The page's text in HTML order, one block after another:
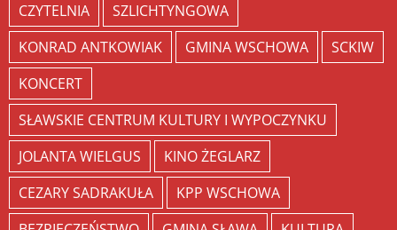
CZYTELNIA
SZLICHTYNGOWA
KONRAD ANTKOWIAK
GMINA WSCHOWA
SCKIW
KONCERT
SŁAWSKIE CENTRUM KULTURY I WYPOCZYNKU
JOLANTA WIELGUS
KINO ŻEGLARZ
CEZARY SADRAKUŁA
KPP WSCHOWA